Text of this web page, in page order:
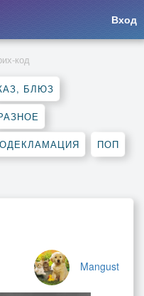
Вход
код
БЛЮЗ
ПОП
Mangust